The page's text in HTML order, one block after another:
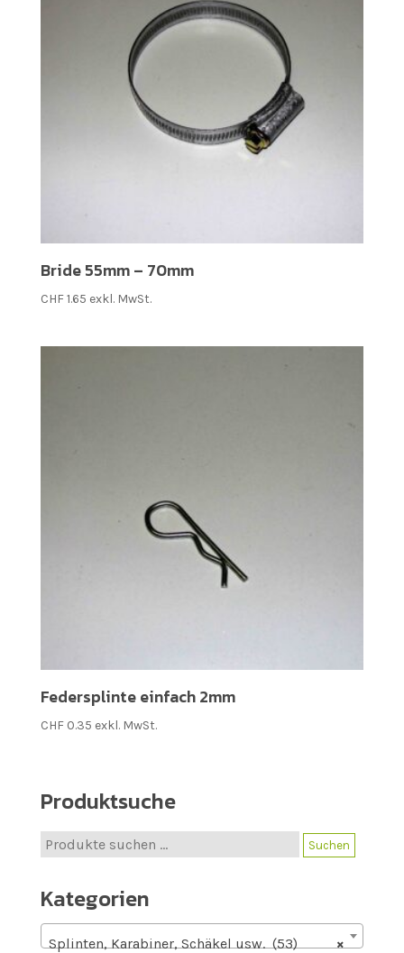
Bride 55mm – 70mm
CHF1.65 exkl. MwSt.
Federsplinte einfach 2mm
CHF0.35 exkl. MwSt.
Produktsuche
Suche
nach:
Suchen
Kategorien
×
Splinten, Karabiner, Schäkel usw. (53)